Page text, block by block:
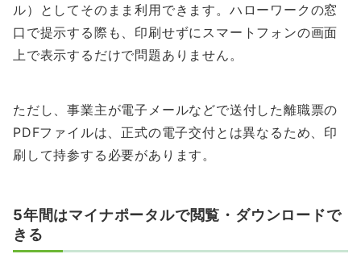
ル）としてそのまま利用できます。ハローワークの窓
口で提示する際も、印刷せずにスマートフォンの画面
上で表示するだけで問題ありません。
ただし、事業主が電子メールなどで送付した離職票の
PDFファイルは、正式の電子交付とは異なるため、印
刷して持参する必要があります。
5年間はマイナポータルで閲覧・ダウンロードで
きる